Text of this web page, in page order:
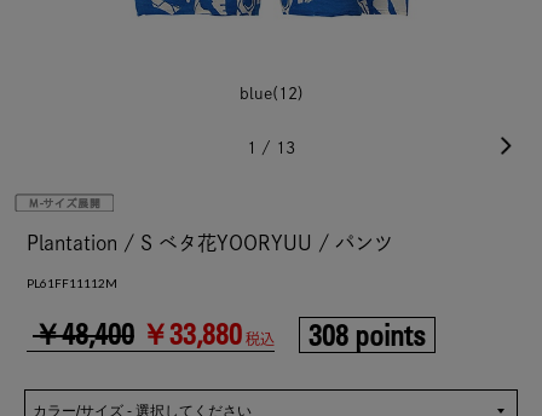
blue(12)
1 / 13
Plantation / S ベタ花YOORYUU / パンツ
PL61FF11112M
￥48,400 ￥33,880 税込 308 points